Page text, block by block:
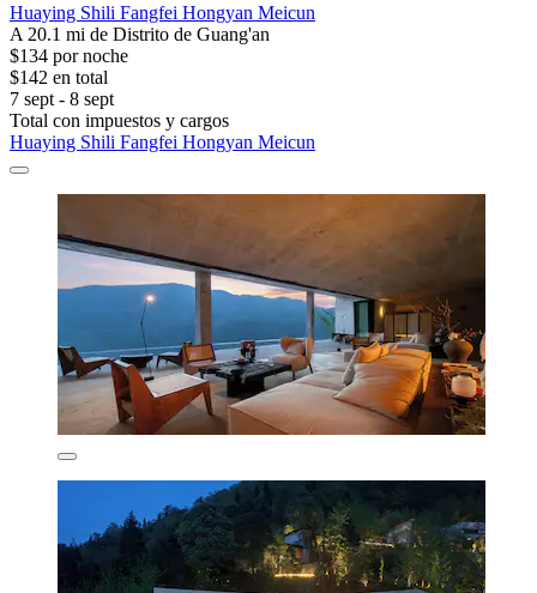
Huaying Shili Fangfei Hongyan Meicun
A 20.1 mi de Distrito de Guang'an
$134 por noche
$142 en total
7 sept - 8 sept
Total con impuestos y cargos
Huaying Shili Fangfei Hongyan Meicun